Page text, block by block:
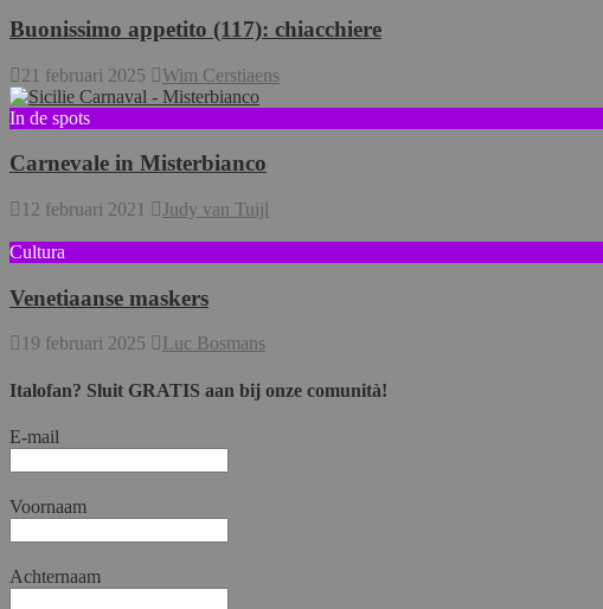
Buonissimo appetito (117): chiacchiere
21 februari 2025 Wim Cerstiaens
In de spots
Carnevale in Misterbianco
12 februari 2021 Judy van Tuijl
Cultura
Venetiaanse maskers
19 februari 2025 Luc Bosmans
Italofan? Sluit GRATIS aan bij onze comunità!
E-mail
Voornaam
Achternaam